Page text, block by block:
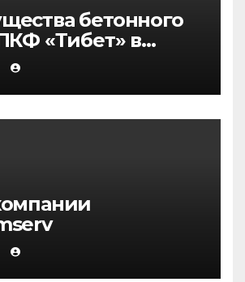
бетонного
«Тибет» в
и Волжском